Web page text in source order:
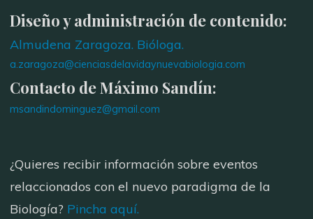
Diseño y administración de contenido:
Almudena Zaragoza. Bióloga.
a.zaragoza@cienciasdelavidaynuevabiologia.com
Contacto de Máximo Sandín:
msandindominguez@gmail.com
¿Quieres recibir información sobre eventos
relaccionados con el nuevo paradigma de la
Biología? Pincha aquí.